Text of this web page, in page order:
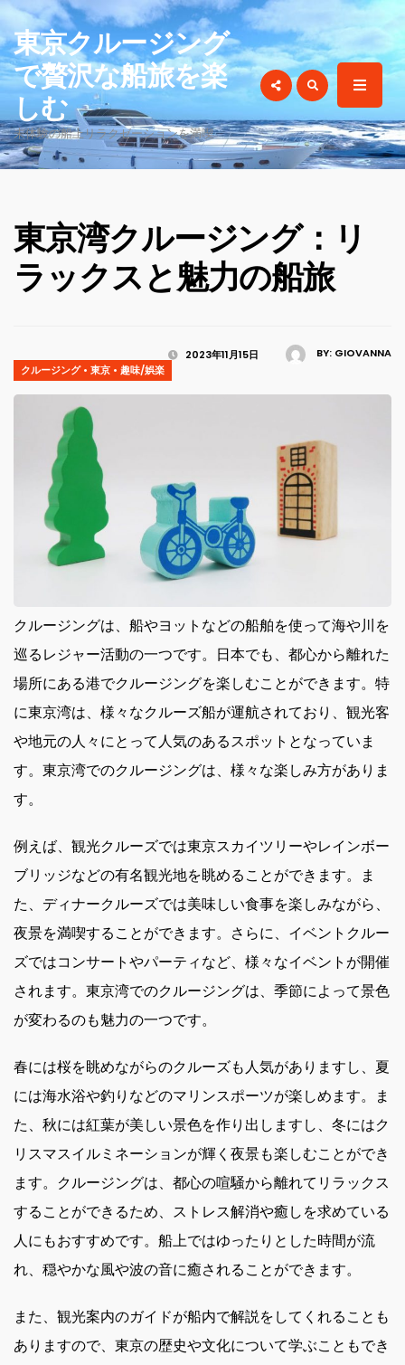
東京クルージング
で贅沢な船旅を楽
しむ
未体験の船上リラクゼーションを満喫
東京湾クルージング：リ
ラックスと魅力の船旅
BY: GIOVANNA
2023年11月15日
クルージング• 東京 • 趣味/娯楽
クルージングは、船やヨットなどの船舶を使って海や川を
巡るレジャー活動の一つです。
日本でも、都心から離れた
場所にある港でクルージングを楽しむことができます。特
に東京湾は、様々なクルーズ船が運航されており、観光客
や地元の人々にとって人気のあるスポットとなっていま
す。東京湾でのクルージングは、様々な楽しみ方がありま
す。
例えば、観光クルーズでは東京スカイツリーやレインボー
ブリッジなどの有名観光地を眺めることができます。ま
た、ディナークルーズでは美味しい食事を楽しみながら、
夜景を満喫することができます。さらに、イベントクルー
ズではコンサートやパーティなど、様々なイベントが開催
されます。東京湾でのクルージングは、季節によって景色
が変わるのも魅力の一つです。
春には桜を眺めながらのクルーズも人気がありますし、夏
には海水浴や釣りなどのマリンスポーツが楽しめます。ま
た、秋には紅葉が美しい景色を作り出しますし、冬にはク
リスマスイルミネーションが輝く夜景も楽しむことができ
ます。クルージングは、都心の喧騒から離れてリラックス
することができるため、ストレス解消や癒しを求めている
人にもおすすめです。船上ではゆったりとした時間が流
れ、穏やかな風や波の音に癒されることができます。
また、観光案内のガイドが船内で解説をしてくれることも
ありますので、東京の歴史や文化について学ぶこともでき